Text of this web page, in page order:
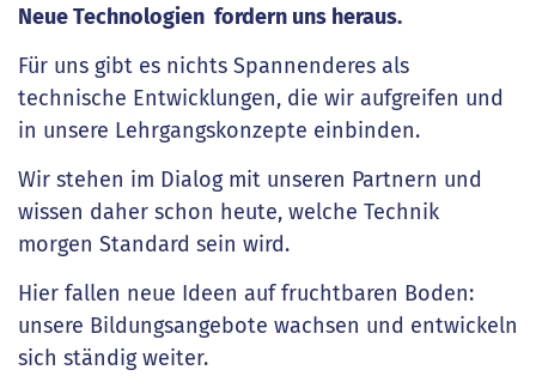
Neue Technologien fordern uns heraus.
Für uns gibt es nichts Spannenderes als
technische Entwicklungen, die wir aufgreifen und
in unsere Lehrgangskonzepte einbinden.
Wir stehen im Dialog mit unseren Partnern und
wissen daher schon heute, welche Technik
morgen Standard sein wird.
Hier fallen neue Ideen auf fruchtbaren Boden:
unsere Bildungsangebote wachsen und entwickeln
sich ständig weiter.